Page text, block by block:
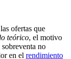
ofertas que
teórico, el motivo
sobreventa no
en el rendimiento